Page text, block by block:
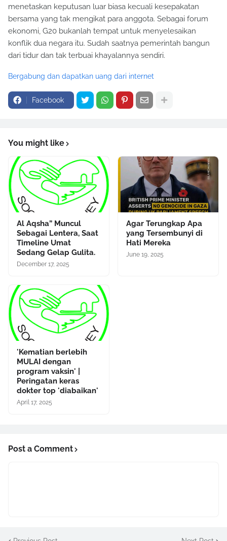
menetaskan keputusan luar biasa kecuali kesepakatan
bersama yang tak mengikat para anggota. Sebagai forum
ekonomi, G20 bukanlah tempat untuk menyelesaikan
konflik dua negara itu. Sudah saatnya pemerintah bangun
dari tidur dan tak terbuai khayalannya sendiri.
Bergabung dan dapatkan uang dari internet
Facebook
You might like
Al Aqsha” Muncul
Sebagai Lentera, Saat
Timeline Umat
Sedang Gelap Gulita.
December 17, 2025
Agar Terungkap Apa
yang Tersembunyi di
Hati Mereka
June 19, 2025
'Kematian berlebih
MULAI dengan
program vaksin' |
Peringatan keras
dokter top 'diabaikan'
April 17, 2025
Post a Comment